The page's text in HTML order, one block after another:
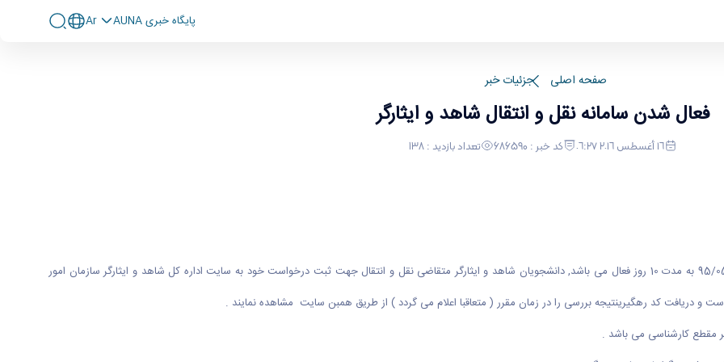
پايگاه خبری AUNA Ar
صفحه اصلی جزئیات خبر
فعال شدن سامانه نقل و انتقال شاهد و ایثارگر
١٦ أغسطس ٢٠١٦ ٠٦:٢٧ کد خبر : 686590 تعداد بازدید : 138
سامانه نقل و انتقال دانشجویان شاهد و ایثارگر از روز سه شنبه مورخ 95/05/26 به مدت 10 روز فعال می باشد, دانشجویان شاهد و ایثارگر متقاضی نقل و انتقال جهت ثبت درخواست خود به سایت اداره کل شاهد و ایثارگر سازمان امور